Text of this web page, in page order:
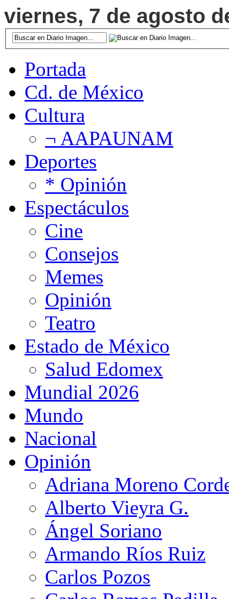
viernes, 7 de agosto
Portada
Cd. de México
Cultura
¬ AAPAUNAM
Deportes
* Opinión
Espectáculos
Cine
Consejos
Memes
Opinión
Teatro
Estado de México
Salud Edomex
Mundial 2026
Mundo
Nacional
Opinión
Adriana Moreno
Alberto Vieyra G.
Ángel Soriano
Armando Ríos Ruiz
Carlos Pozos